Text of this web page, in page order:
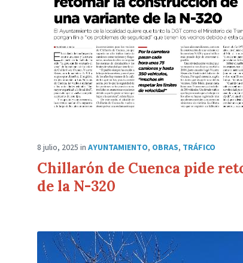
8 julio, 2025 in AYUNTAMIENTO, OBRAS, TRÁFICO
Chillarón de Cuenca pide
de la N-320